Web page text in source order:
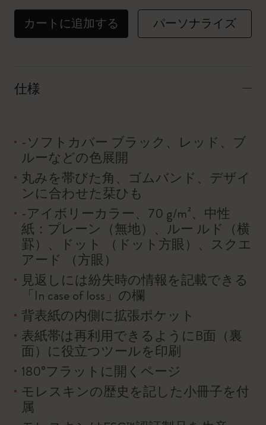
カートに追加する パーソナライズ
仕様
-ソフトカバー ブラック、レッド、ブ
ルーなどの色展開
丸みを帯びた角、ゴムバンド、デザイ
ンに合わせた栞ひも
-アイボリーカラー、70 g/m²、中性
紙：プレーン（無地）、ルー ルド（横
罫）、ドット （ドット方眼）、スクエ
アード （方眼）
見返しには紛失時の情報を記載できる
「In case of loss」の欄
背表紙の内側に拡張ポケット
表紙帯は再利用できるようにB面（裏
面）に役立つツールを印刷
180°フラットに開くページ
モレスキンの歴史を記した小冊子を付
属